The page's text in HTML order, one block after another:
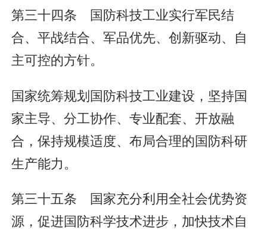
第三十四条 国防科技工业实行军民结
合、平战结合、军品优先、创新驱动、自
主可控的方针。
国家统筹规划国防科技工业建设，坚持国
家主导、分工协作、专业配套、开放融
合，保持规模适度、布局合理的国防科研
生产能力。
第三十五条 国家充分利用全社会优势资
源，促进国防科学技术进步，加快技术自